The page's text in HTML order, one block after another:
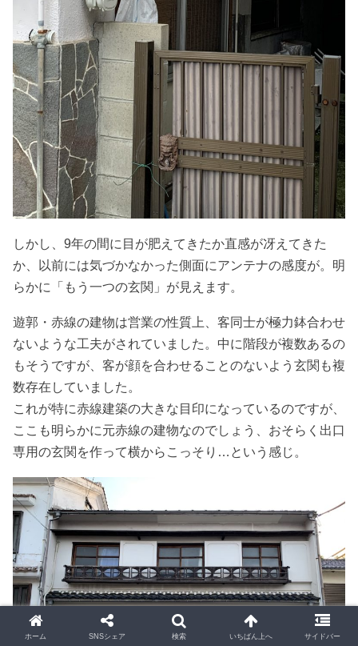
しかし、9年の間に目が肥えてきたか直感が冴えてきた
か、以前には気づかなかった側面にアンテナの感度が。明
らかに「もう一つの玄関」が見えます。
遊郭・赤線の建物は営業の性質上、客同士が極力鉢合わせ
ないような工夫がされていました。中に階段が複数あるの
もそうですが、客が顔を合わせることのないよう玄関も複
数存在していました。
これが特に赤線建築の大きな目印になっているのですが、
ここも明らかに元赤線の建物なのでしょう、おそらく出口
専用の玄関を作って横からこっそり…という感じ。
ホーム SNSシェア 検索 いちばん上へ サイドバー